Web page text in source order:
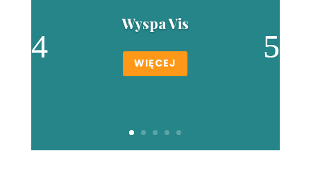
Wyspa Vis
WIĘCEJ